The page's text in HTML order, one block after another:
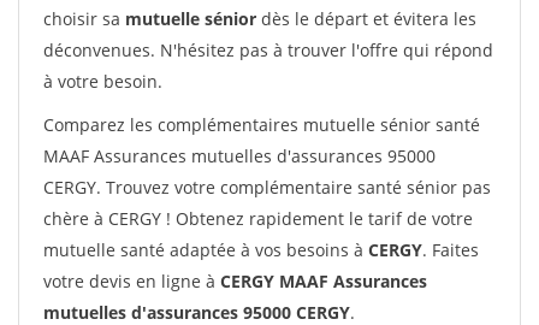
choisir sa mutuelle sénior dès le départ et évitera les
déconvenues. N'hésitez pas à trouver l'offre qui répond
à votre besoin.
Comparez les complémentaires mutuelle sénior santé
MAAF Assurances mutuelles d'assurances 95000
CERGY. Trouvez votre complémentaire santé sénior pas
chère à CERGY ! Obtenez rapidement le tarif de votre
mutuelle santé adaptée à vos besoins à CERGY. Faites
votre devis en ligne à CERGY MAAF Assurances
mutuelles d'assurances 95000 CERGY.